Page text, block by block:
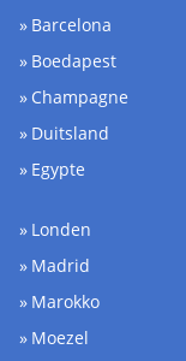
Barcelona
Boedapest
Champagne
Duitsland
Egypte
Londen
Madrid
Marokko
Moezel